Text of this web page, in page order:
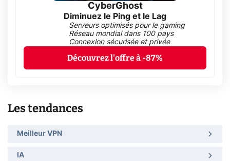
CyberGhost
Diminuez le Ping et le Lag
Serveurs optimisés pour le gaming
Réseau mondial dans 100 pays
Connexion sécurisée et privée
Découvrez l'offre à -87%
Les tendances
Meilleur VPN
IA